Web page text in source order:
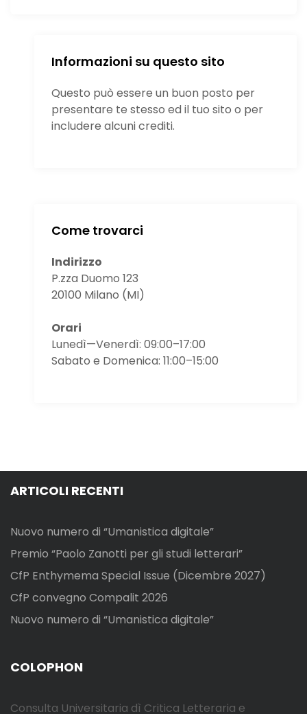
Informazioni su questo sito
Questo può essere un buon posto per
presentare te stesso ed il tuo sito o per
includere alcuni crediti.
Come trovarci
Indirizzo
P.zza Duomo 123
20100 Milano (MI)
Orari
Lunedì—Venerdì: 09:00–17:00
Sabato e Domenica: 11:00–15:00
ARTICOLI RECENTI
Nuovo numero di “Umanistica digitale”
Premio “Paolo Zanotti per gli studi letterari”
CfP Enthymema Special Issue (Dicembre 2027)
CfP convegno Compalit 2026
Nuovo numero di “Umanistica digitale”
COLOPHON
Consulta Universitaria dì Critica Letteraria e